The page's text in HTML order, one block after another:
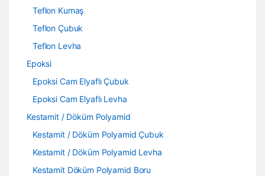
Teflon Kumaş
Teflon Çubuk
Teflon Levha
Epoksi
Epoksi Cam Elyaflı Çubuk
Epoksi Cam Elyaflı Levha
Kestamit / Döküm Polyamid
Kestamit / Döküm Polyamid Çubuk
Kestamit / Döküm Polyamid Levha
Kestamit Döküm Polyamid Boru